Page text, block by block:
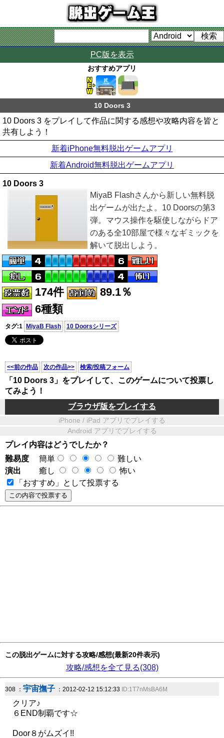
PC版を表示
おすすめアプリ
10 Doors 3
10 Doors 3 をプレイして作品に関する感想や攻略内容を皆と
共有しよう！
新着iPhone無料脱出ゲームアプリ
新着Android無料脱出ゲームアプリ
10 Doors 3
MiyaB Flashさんから新しい無料脱
出ゲームが出たよ。10 Doorsの第3
弾。マウス操作を駆使しながらドア
のある全10部屋で様々なギミックを
解いて脱出しよう。
174件
89.1％
6種類
タグ:1 MiyaB Flash 10 Doorsシリーズ
<<前の作品 次の作品>> 検索/投稿フォーム
「10 Doors 3」をプレイして、このゲームについて投票し
てみよう！
ブラウザ版をプレイする
iPhone / iPad アプリでプレイする
Android アプリでプレイする
プレイ内容はどうでしたか？
難易度
簡単
難しい
演出
癒し
怖い
「おすすめ」として投票する
この脱出ゲームに対する攻略/感想(最新20件表示)
攻略/感想を全て見る(308)
308 ： 宇宙撫子 ：2012-02-12 15:12:33 ID:1T7nMsBA6M
クリア♪
６END制覇です☆
Door８がムズイ!!